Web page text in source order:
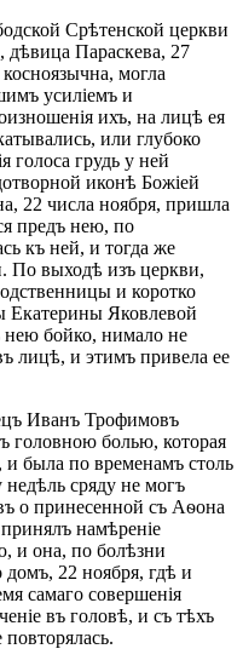
Срѣтенской церкви
дѣвица Параскева, 27
могла
усиліемъ и
ихъ, на лицѣ ея
или глубоко
голоса грудь у ней
иконѣ Божіей
22 числа ноября, пришла
предъ нею, по
къ ней, и тогда же
По выходѣ изъ церкви,
и коротко
Екатерины Яковлевой
нею бойко, нимало не
лицѣ, и этимъ привела ее
Иванъ Трофимовъ
головною болью, которая
и была по временамъ столь
сряду не могъ
о принесенной съ Аѳона
намѣреніе
и она, по болѣзни
22 ноября, гдѣ и
самаго совершенія
въ головѣ, и съ тѣхъ